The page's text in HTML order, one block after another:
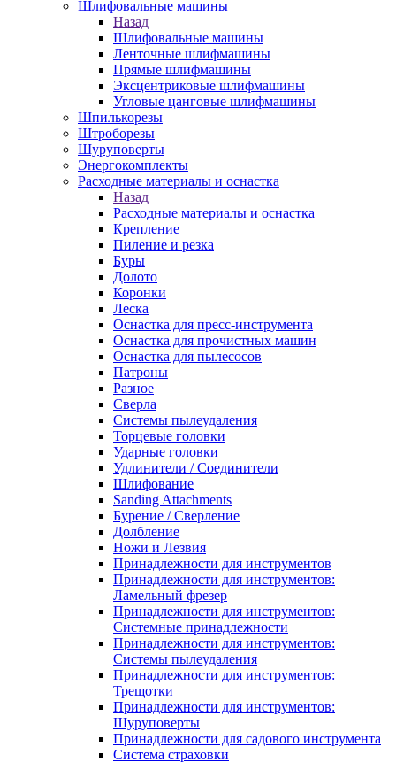
Шлифовальные машины
Назад
Шлифовальные машины
Ленточные шлифмашины
Прямые шлифмашины
Эксцентриковые шлифмашины
Угловые цанговые шлифмашины
Шпилькорезы
Штроборезы
Шуруповерты
Энергокомплекты
Расходные материалы и оснастка
Назад
Расходные материалы и оснастка
Крепление
Пиление и резка
Буры
Долото
Коронки
Леска
Оснастка для пресс-инструмента
Оснастка для прочистных машин
Оснастка для пылесосов
Патроны
Разное
Сверла
Системы пылеудаления
Торцевые головки
Ударные головки
Удлинители / Соединители
Шлифование
Sanding Attachments
Бурение / Сверление
Долбление
Ножи и Лезвия
Принадлежности для инструментов
Принадлежности для инструментов:
Ламельный фрезер
Принадлежности для инструментов:
Системные принадлежности
Принадлежности для инструментов:
Системы пылеудаления
Принадлежности для инструментов:
Трещотки
Принадлежности для инструментов:
Шуруповерты
Принадлежности для садового инструмента
Система страховки